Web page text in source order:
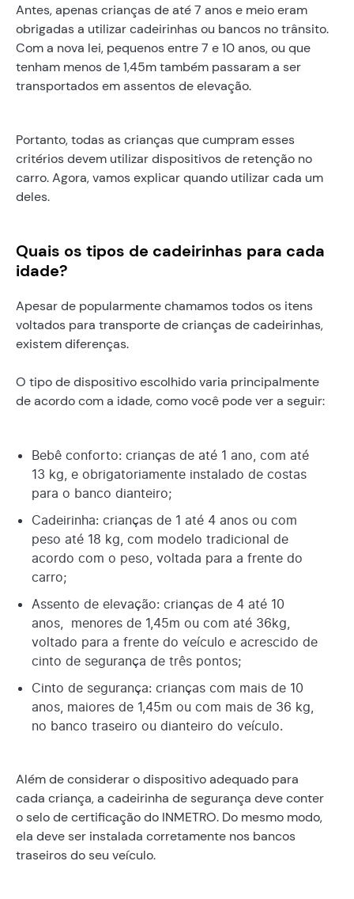
Antes, apenas crianças de até 7 anos e meio eram
obrigadas a utilizar cadeirinhas ou bancos no trânsito.
Com a nova lei, pequenos entre 7 e 10 anos, ou que
tenham menos de 1,45m também passaram a ser
transportados em assentos de elevação.
Portanto, todas as crianças que cumpram esses
critérios devem utilizar dispositivos de retenção no
carro. Agora, vamos explicar quando utilizar cada um
deles.
Quais os tipos de cadeirinhas para cada
idade?
Apesar de popularmente chamamos todos os itens
voltados para transporte de crianças de cadeirinhas,
existem diferenças.
O tipo de dispositivo escolhido varia principalmente
de acordo com a idade, como você pode ver a seguir:
Bebê conforto: crianças de até 1 ano, com até
13 kg, e obrigatoriamente instalado de costas
para o banco dianteiro;
Cadeirinha: crianças de 1 até 4 anos ou com
peso até 18 kg, com modelo tradicional de
acordo com o peso, voltada para a frente do
carro;
Assento de elevação: crianças de 4 até 10
anos, menores de 1,45m ou com até 36kg,
voltado para a frente do veículo e acrescido de
cinto de segurança de três pontos;
Cinto de segurança: crianças com mais de 10
anos, maiores de 1,45m ou com mais de 36 kg,
no banco traseiro ou dianteiro do veículo.
Além de considerar o dispositivo adequado para
cada criança, a cadeirinha de segurança deve conter
o selo de certificação do INMETRO. Do mesmo modo,
ela deve ser instalada corretamente nos bancos
traseiros do seu veículo.